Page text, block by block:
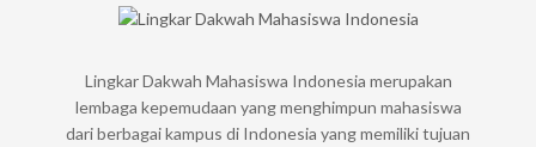
Lingkar Dakwah Mahasiswa Indonesia merupakan
lembaga kepemudaan yang menghimpun mahasiswa
dari berbagai kampus di Indonesia yang memiliki tujuan